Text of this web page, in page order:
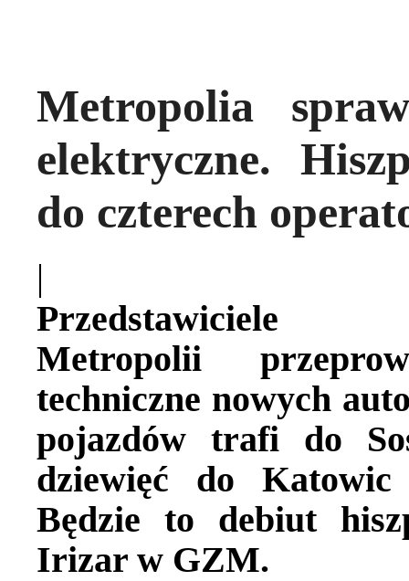
Metropolia
elektryczne.
do czterech
|
Przedstawiciele
Metropolii
techniczne nowych
pojazdów trafi do
dziewięć do
Będzie to debiut
Irizar w GZM.